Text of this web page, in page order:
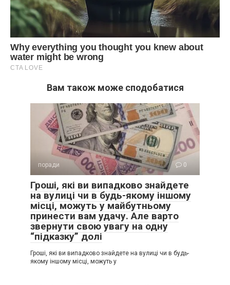
Вам також може сподобатися
поради 0
Гроші, які ви випадково знайдете
на вулиці чи в будь-якому іншому
місці, можуть у майбутньому
принести вам удачу. Але варто
звернути свою увагу на одну
“підказку” долі
Гроші, які ви випадково знайдете на вулиці чи в будь-
якому іншому місці, можуть у